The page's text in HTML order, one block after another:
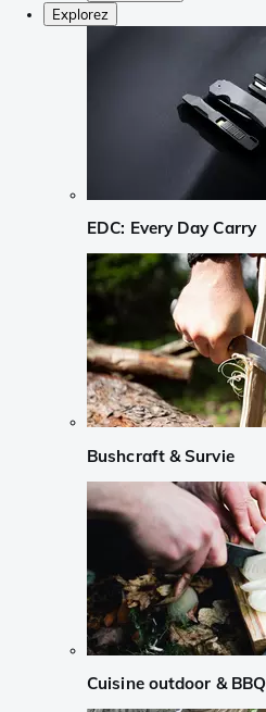
Explorez
EDC: Every Day Carry
Bushcraft & Survie
Cuisine outdoor & BBQ